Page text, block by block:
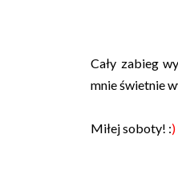
Cały zabieg
mnie świetnie
Miłejsoboty! :)